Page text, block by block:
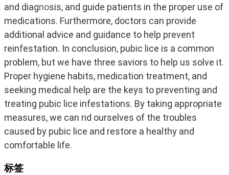
and diagnosis, and guide patients in the proper use of
medications. Furthermore, doctors can provide
additional advice and guidance to help prevent
reinfestation. In conclusion, pubic lice is a common
problem, but we have three saviors to help us solve it.
Proper hygiene habits, medication treatment, and
seeking medical help are the keys to preventing and
treating pubic lice infestations. By taking appropriate
measures, we can rid ourselves of the troubles
caused by pubic lice and restore a healthy and
comfortable life.
标签